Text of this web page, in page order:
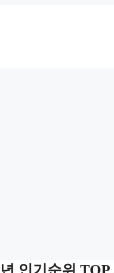
인기순위 TOP